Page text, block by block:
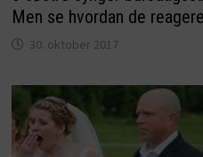
Men se hvordan de
30. oktober 2017